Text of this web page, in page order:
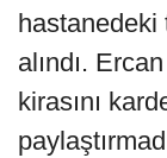
hastanedeki
alındı.
kirasını